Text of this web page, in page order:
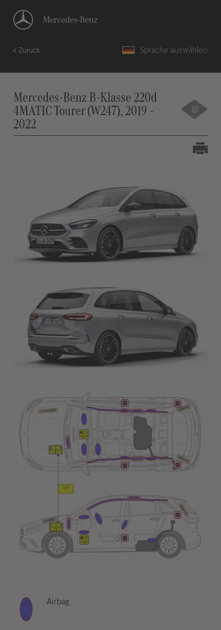
Zurück Sprache auswählen
Mercedes-Benz B-Klasse 220d
4MATIC Tourer (W247), 2019 -
2022
Airbag